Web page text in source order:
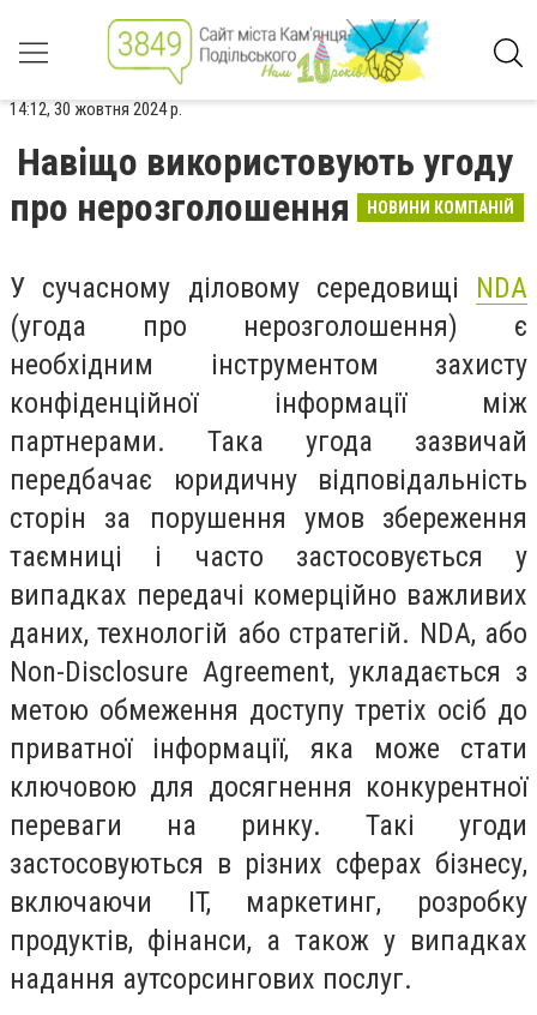
14:12, 30 жовтня 2024 р.
Навіщо використовують угоду
про нерозголошення
НОВИНИ КОМПАНІЙ
У сучасному діловому середовищі NDA
(угода про нерозголошення) є
необхідним інструментом захисту
конфіденційної інформації між
партнерами. Така угода зазвичай
передбачає юридичну відповідальність
сторін за порушення умов збереження
таємниці і часто застосовується у
випадках передачі комерційно важливих
даних, технологій або стратегій. NDA, або
Non-Disclosure Agreement, укладається з
метою обмеження доступу третіх осіб до
приватної інформації, яка може стати
ключовою для досягнення конкурентної
переваги на ринку. Такі угоди
застосовуються в різних сферах бізнесу,
включаючи IT, маркетинг, розробку
продуктів, фінанси, а також у випадках
надання аутсорсингових послуг.